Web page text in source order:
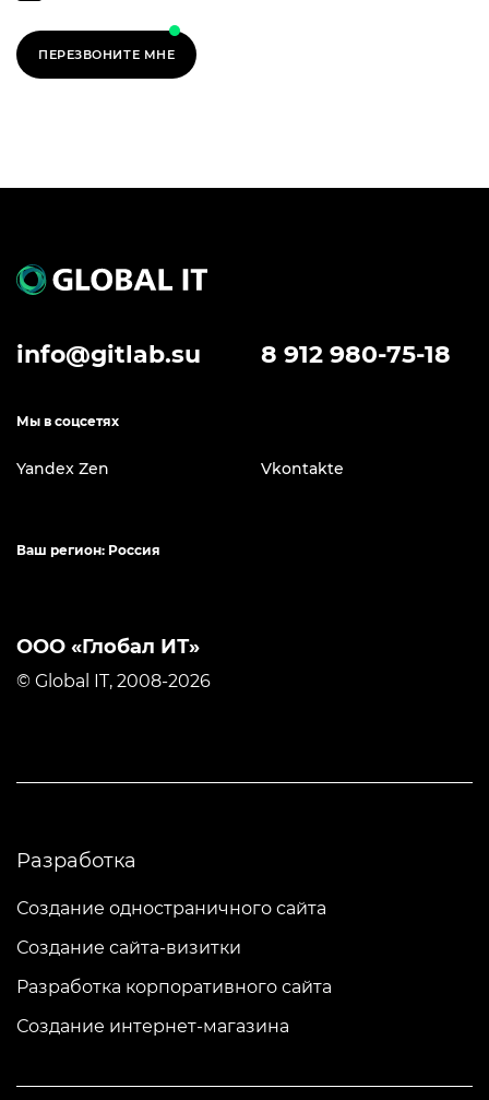
ПЕРЕЗВОНИТЕ МНЕ
info@gitlab.su 8 912 980-75-18
ООО «Глобал ИТ»
© Global IT, 2008-2026
Мы в соцсетях
Yandex Zen Vkontakte
Ваш регион: Россия
Разработка
Создание одностраничного сайта
Создание сайта-визитки
Разработка корпоративного сайта
Создание интернет-магазина